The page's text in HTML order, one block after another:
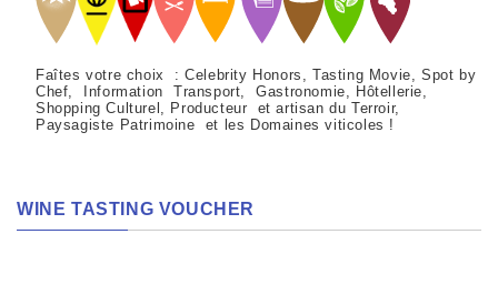
Faîtes votre choix : Celebrity Honors, Tasting Movie, Spot by
Chef, Information Transport, Gastronomie, Hôtellerie,
Shopping Culturel, Producteur et artisan du Terroir,
Paysagiste Patrimoine et les Domaines viticoles !
WINE TASTING VOUCHER